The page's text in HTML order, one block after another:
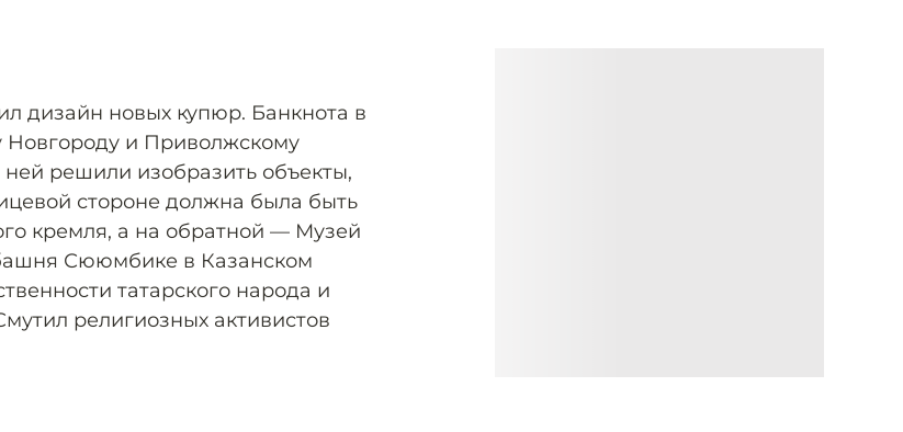
дизайн новых купюр. Банкнота в
и Приволжскому
решили изобразить объекты,
стороне должна была быть
кремля, а на обратной — Музей
Сююмбике в Казанском
татарского народа и
религиозных активистов